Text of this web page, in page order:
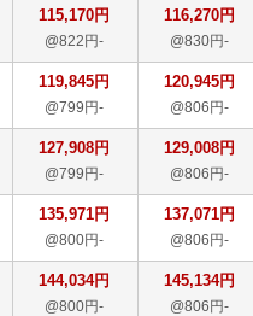
115,170円
@822円-
116,270円
@830円-
119,845円
@799円-
120,945円
@806円-
127,908円
@799円-
129,008円
@806円-
135,971円
@800円-
137,071円
@806円-
144,034円
@800円-
145,134円
@806円-